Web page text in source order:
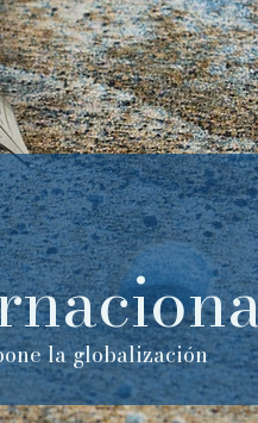
la globalización